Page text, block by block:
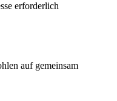
erforderlich
auf gemeinsam